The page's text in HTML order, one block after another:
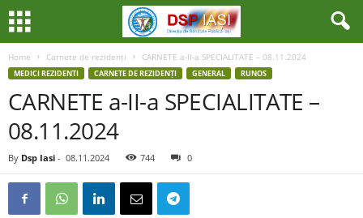
Home Carnete de rezidenți CARNETE a-II-a SPECIALITATE – 08.11.2024
MEDICI REZIDENTI CARNETE DE REZIDENȚI GENERAL RUNOS
CARNETE a-II-a SPECIALITATE –
08.11.2024
By Dsp Iasi - 08.11.2024 744 0